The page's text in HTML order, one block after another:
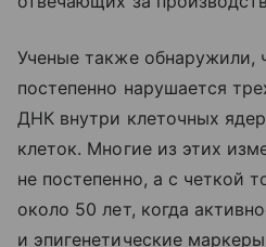
Ученые также обнаружили,
постепенно нарушается
ДНК внутри клеточных
клеток. Многие из этих
не постепенно, а с четкой
около 50 лет, когда
и эпигенетические